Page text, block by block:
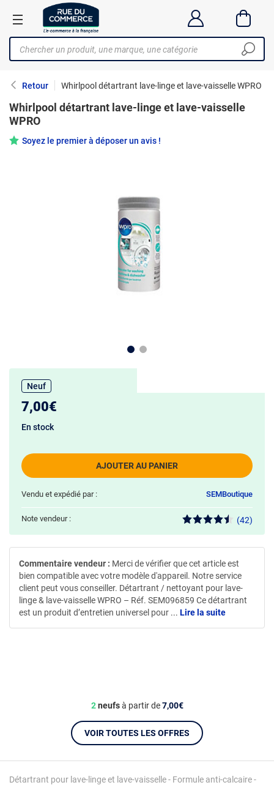
Retour Whirlpool détartrant lave-linge et lave-vaisselle WPRO
Whirlpool détartrant lave-linge et lave-vaisselle
WPRO
Soyez le premier à déposer un avis !
Détartrant pour lave-linge et lave-vaisselle - Formule anti-calcaire -
Neuf
7,00€
AJOUTER AU PANIER
En stock
Vendu et expédié par : SEMBoutique
Note vendeur : (42)
2neufsà partir de7,00€
VOIR TOUTES LES OFFRES
Commentaire vendeur : Merci de vérifier que cet article est
bien compatible avec votre modèle d'appareil. Notre service
client peut vous conseiller. Détartrant / nettoyant pour lave-
linge & lave-vaisselle WPRO – Réf. SEM096859 Ce détartrant
est un produit d’entretien universel pour ... Lire la suite